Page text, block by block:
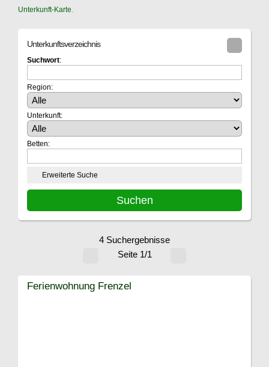
Unterkunft-Karte
Unterkunftsverzeichnis
Suchwort:
Region:
Unterkunft:
Betten:
Erweiterte Suche
4 Suchergebnisse
Seite 1/1
Ferienwohnung Frenzel